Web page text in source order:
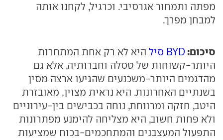
מפתה ותמחור אגרסיבי. וכרגיל, לקחנו אותה
למבחן מפרך.
סיכום: BYD סיל
היא לא רק אחת המתחרות
היותר-קשוחות של טסלה וחברותיה, אלא גם
מהדגמים היותר-משכנעים שהגיעו ארצה מסין
בשנתיים האחרונות. היא נראית מצוין, מאובזרת
היטב, חזקה ומרווחת, נוחה בכבישים בין-עירוניים
ולא פחות חשוב, היא מצליחה להימנע מפתרונות
התפעול המעצבנים והמתחכמים-בכוח שמציעות